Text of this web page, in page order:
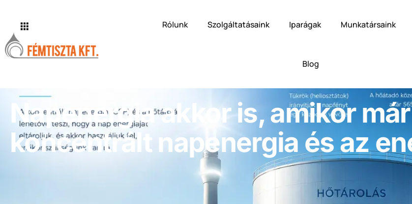
Rólunk Szolgáltatásaink Iparágak Munkatársaink
Blog
Napenergia akkor is, amikor
koncentrált napenergia és az